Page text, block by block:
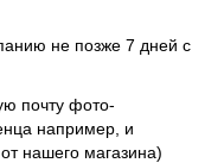
не позже 7 дней с
почту фото-
например, и
нашего магазина)